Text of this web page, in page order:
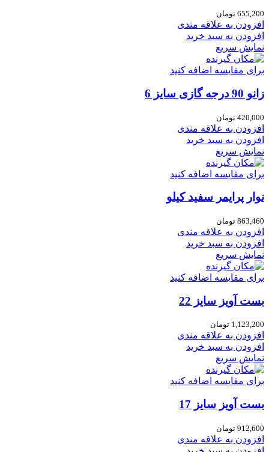
655,200 تومان
افزودن به علاقه مندی
افزودن به سبد خرید
نمایش سریع
برای مقایسه اضافه کنید
زانو 90 درجه گازی سایز 6
420,000 تومان
افزودن به علاقه مندی
افزودن به سبد خرید
نمایش سریع
برای مقایسه اضافه کنید
نوار پرایمر سفید کیلو
863,460 تومان
افزودن به علاقه مندی
افزودن به سبد خرید
نمایش سریع
برای مقایسه اضافه کنید
بست آویز سایز 22
1,123,200 تومان
افزودن به علاقه مندی
افزودن به سبد خرید
نمایش سریع
برای مقایسه اضافه کنید
بست آویز سایز 17
912,600 تومان
افزودن به علاقه مندی